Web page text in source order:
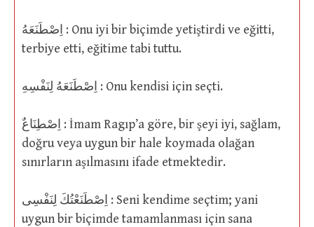
اِصْطَنَعَهُ : Onu iyi bir biçimde yetiştirdi ve eğitti,
terbiye etti, eğitime tabi tuttu.
اِصْطَنَعَهُ لِنَفْسِهِ : Onu kendisi için seçti.
اِصْطِنَاعٌ : İmam Ragıp’a göre, bir şeyi iyi, sağlam,
doğru veya uygun bir hale koymada olağan
sınırların aşılmasını ifade etmektedir.
اِصْطَنَعْتُكَ لِنَفْسِى : Seni kendime seçtim; yani
uygun bir biçimde tamamlanması için sana